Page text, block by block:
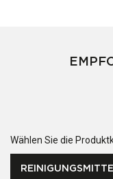
Wählen Sie die